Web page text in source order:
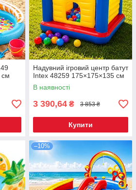
см
Надувний ігровий центр батут
Intex 48259 175×175×135 см
В наявності
3 390,64 ₴ 3 853 ₴
Купити
–10%